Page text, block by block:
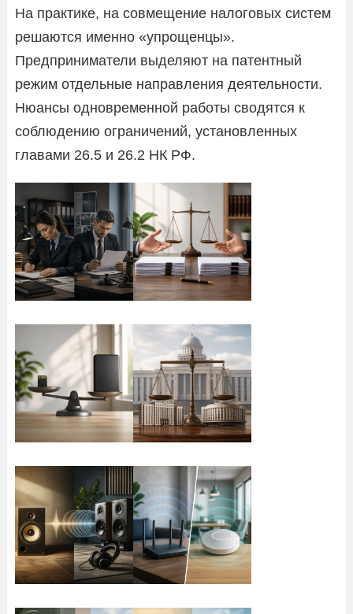
На практике, на совмещение налоговых систем
решаются именно «упрощенцы».
Предприниматели выделяют на патентный
режим отдельные направления деятельности.
Нюансы одновременной работы сводятся к
соблюдению ограничений, установленных
главами 26.5 и 26.2 НК РФ.